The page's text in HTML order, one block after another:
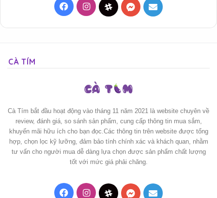
FacebookInstagramThreadsMessenger
Mail
CÀ TÍM
Cà Tím bắt đầu hoạt động vào tháng 11 năm 2021 là website chuyên về
review, đánh giá, so sánh sản phẩm, cung cấp thông tin mua sắm,
khuyến mãi hữu ích cho bạn đọc.Các thông tin trên website được tổng
hợp, chọn lọc kỹ lưỡng, đảm bảo tính chính xác và khách quan, nhằm
tư vấn cho người mua dễ dàng lựa chọn được sản phẩm chất lượng
tốt với mức giá phải chăng.
FacebookInstagramThreadsMessenger
Mail